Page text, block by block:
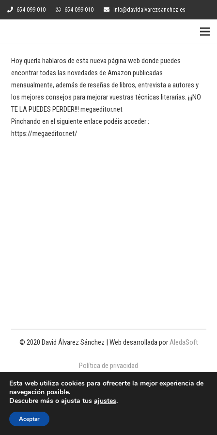
654 099 010 654 099 010 info@davidalvarezsanchez.es
Hoy quería hablaros de esta nueva página web donde puedes
encontrar todas las novedades de Amazon publicadas
mensualmente, además de reseñas de libros, entrevista a autores y
los mejores consejos para mejorar vuestras técnicas literarias. ¡¡¡NO
TE LA PUEDES PERDER!!! megaeditor.net
Pinchando en el siguiente enlace podéis acceder :
https://megaeditor.net/
© 2020 David Álvarez Sánchez | Web desarrollada por AledaSoft
Política de privacidad
Política de cookies
Aviso legal
Esta web utiliza cookies para ofrecerte la mejor experiencia de
navegación posible.
Descubre más o ajusta tus ajustes.
Aceptar